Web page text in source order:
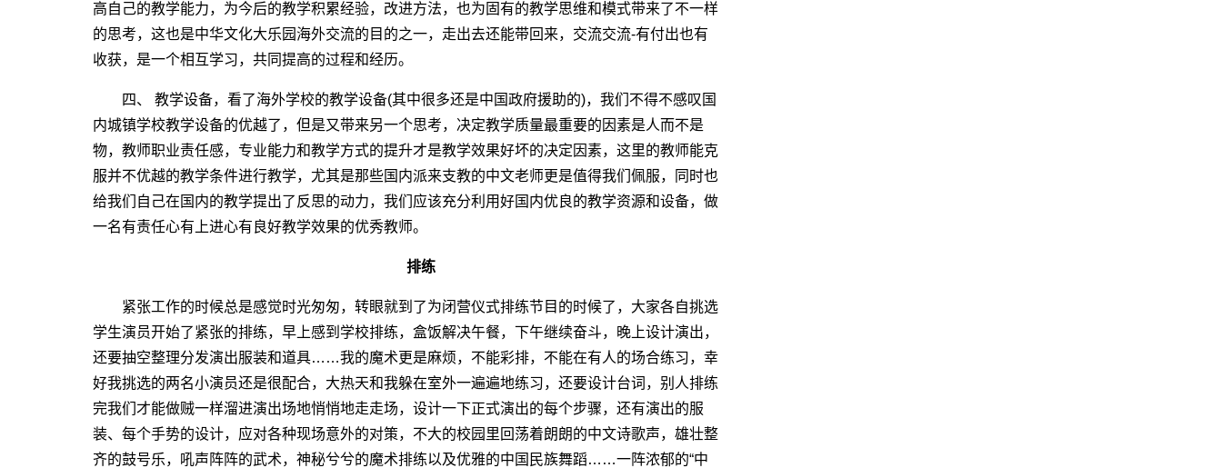
高自己的教学能力，为今后的教学积累经验，改进方法，也为固有的教学思维和模式带来了不一样
的思考，这也是中华文化大乐园海外交流的目的之一，走出去还能带回来，交流交流-有付出也有
收获，是一个相互学习，共同提高的过程和经历。
四、 教学设备，看了海外学校的教学设备(其中很多还是中国政府援助的)，我们不得不感叹国
内城镇学校教学设备的优越了，但是又带来另一个思考，决定教学质量最重要的因素是人而不是
物，教师职业责任感，专业能力和教学方式的提升才是教学效果好坏的决定因素，这里的教师能克
服并不优越的教学条件进行教学，尤其是那些国内派来支教的中文老师更是值得我们佩服，同时也
给我们自己在国内的教学提出了反思的动力，我们应该充分利用好国内优良的教学资源和设备，做
一名有责任心有上进心有良好教学效果的优秀教师。
排练
紧张工作的时候总是感觉时光匆匆，转眼就到了为闭营仪式排练节目的时候了，大家各自挑选
学生演员开始了紧张的排练，早上感到学校排练，盒饭解决午餐，下午继续奋斗，晚上设计演出，
还要抽空整理分发演出服装和道具……我的魔术更是麻烦，不能彩排，不能在有人的场合练习，幸
好我挑选的两名小演员还是很配合，大热天和我躲在室外一遍遍地练习，还要设计台词，别人排练
完我们才能做贼一样溜进演出场地悄悄地走走场，设计一下正式演出的每个步骤，还有演出的服
装、每个手势的设计，应对各种现场意外的对策，不大的校园里回荡着朗朗的中文诗歌声，雄壮整
齐的鼓号乐，吼声阵阵的武术，神秘兮兮的魔术排练以及优雅的中国民族舞蹈……一阵浓郁的“中